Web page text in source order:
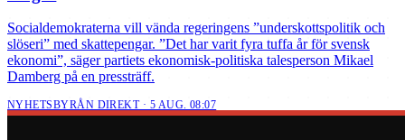
Socialdemokraterna vill vända regeringens ”underskottspolitik och
slöseri” med skattepengar. ”Det har varit fyra tuffa år för svensk
ekonomi”, säger partiets ekonomisk-politiska talesperson Mikael
Damberg på en pressträff.
NYHETSBYRÅN DIREKT · 5 AUG. 08:07